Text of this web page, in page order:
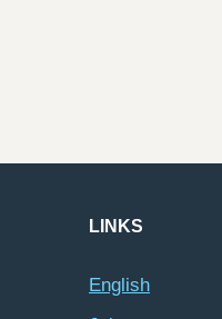
LINKS
English